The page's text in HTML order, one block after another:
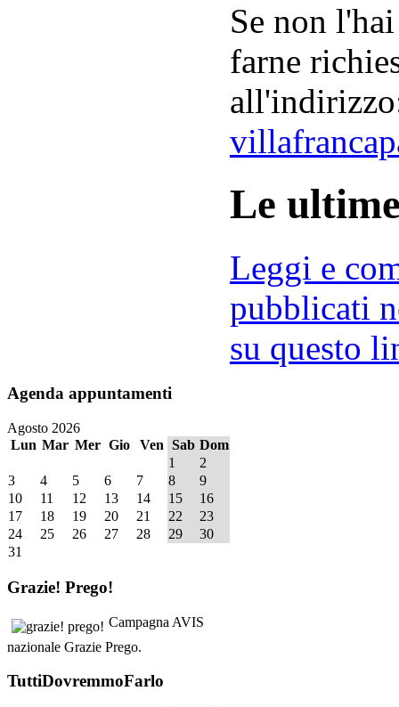
Se non
farne
Le
Leggi e
pubblicati
su questo
Agenda appuntamenti
Agosto 2026
Lun Mar Mer Gio Ven Sab Dom
1
2
3
4 5 6 7 8
9
10
11 12 13 14 15
16
17
18 19 20 21 22
23
24
25 26 27 28 29
30
31
Grazie! Prego!
Campagna AVIS
nazionale Grazie Prego.
TuttiDovremmoFarlo